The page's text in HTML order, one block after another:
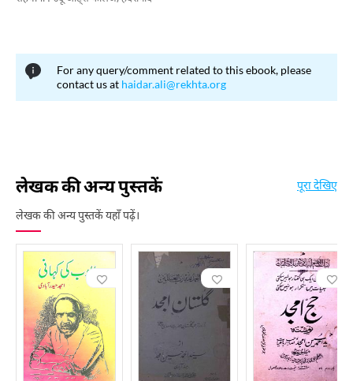
For any query/comment related to this ebook, please
contact us at haidar.ali@rekhta.org
लेखक की अन्य पुस्तकें
लेखक की अन्य पुस्तकें यहाँ पढ़ें।
पूरा देखिए